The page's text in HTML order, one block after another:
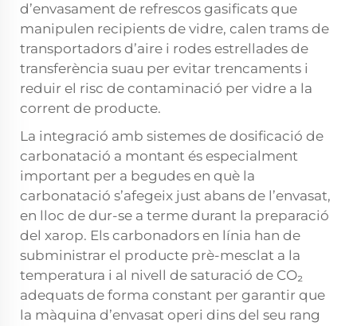
d’envasament de refrescos gasificats que
manipulen recipients de vidre, calen trams de
transportadors d’aire i rodes estrellades de
transferència suau per evitar trencaments i
reduir el risc de contaminació per vidre a la
corrent de producte.
La integració amb sistemes de dosificació de
carbonatació a montant és especialment
important per a begudes en què la
carbonatació s’afegeix just abans de l’envasat,
en lloc de dur-se a terme durant la preparació
del xarop. Els carbonadors en línia han de
subministrar el producte prè-mesclat a la
temperatura i al nivell de saturació de CO₂
adequats de forma constant per garantir que
la màquina d’envasat operi dins del seu rang